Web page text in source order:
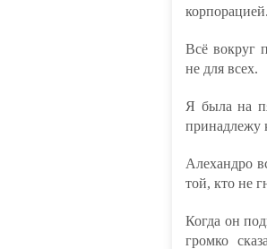
корпорацией.
Всё вокруг
не для всех.
Я была на
принадлежу
Алехандро
той, кто не
Когда он
громко